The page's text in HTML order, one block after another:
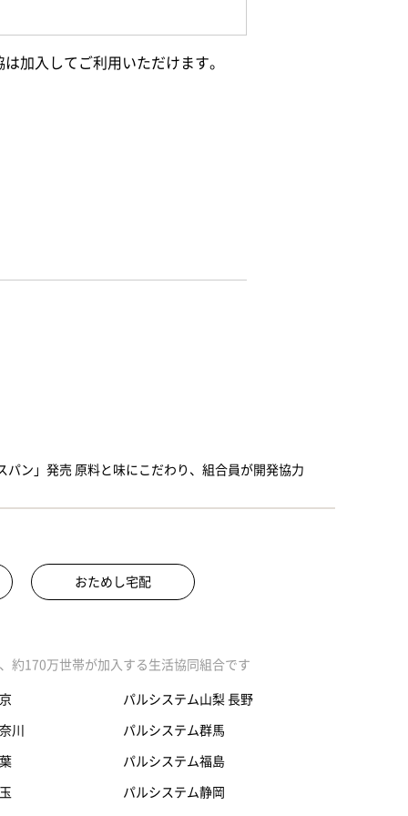
加入してご利用いただけます。
ン」発売 原料と味にこだわり、組合員が開発協力
おためし宅配
約170万世帯が加入する生活協同組合です
川
パルシステム山梨 長野
パルシステム群馬
パルシステム福島
パルシステム静岡